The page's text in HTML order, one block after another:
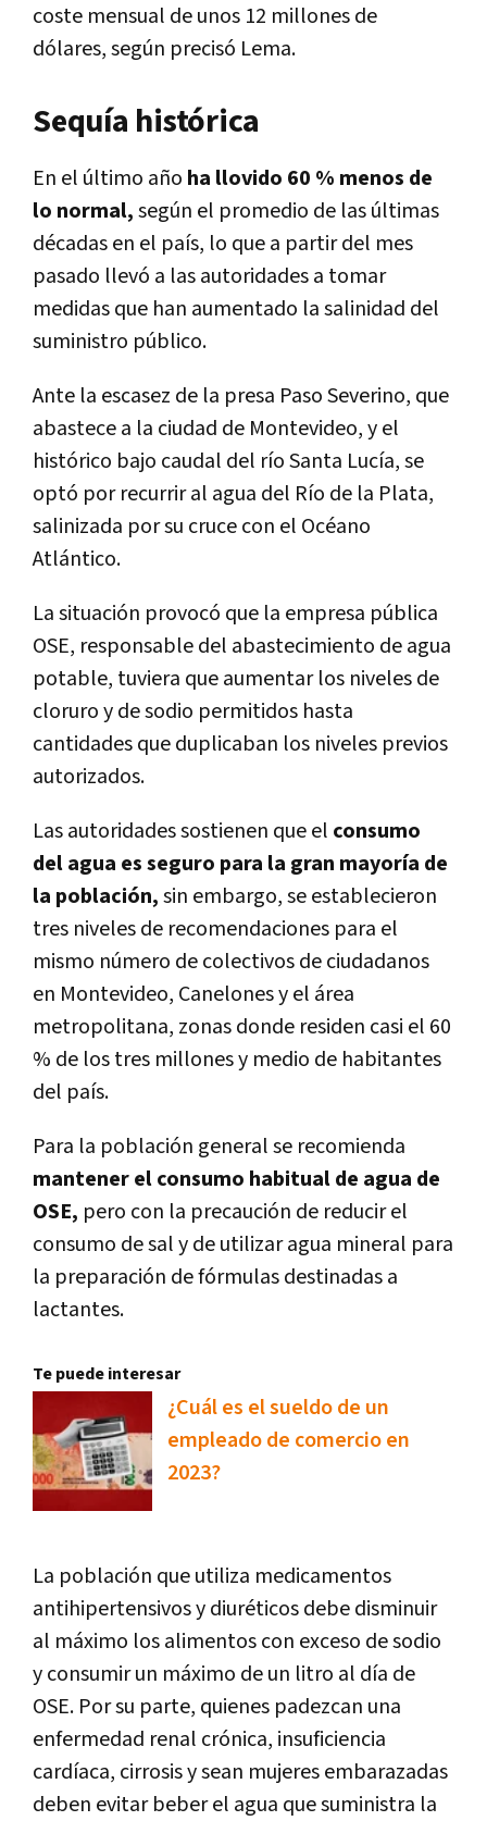
coste mensual de unos 12 millones de
dólares, según precisó Lema.
Sequía histórica
En el último año ha llovido 60 % menos de
lo normal,según el promedio de las últimas
décadas en el país, lo que a partir del mes
pasado llevó a las autoridades a tomar
medidas que han aumentado la salinidad del
suministro público.
Ante la escasez de la presa Paso Severino, que
abastece a la ciudad de Montevideo, y el
histórico bajo caudal del río Santa Lucía, se
optó por recurrir al agua del Río de la Plata,
salinizada por su cruce con el Océano
Atlántico.
La situación provocó que la empresa pública
OSE, responsable del abastecimiento de agua
potable, tuviera que aumentar los niveles de
cloruro y de sodio permitidos hasta
cantidades que duplicaban los niveles previos
autorizados.
Las autoridades sostienen que el consumo
del agua es seguro para la gran mayoría de
la población,sin embargo, se establecieron
tres niveles de recomendaciones para el
mismo número de colectivos de ciudadanos
en Montevideo, Canelones y el área
metropolitana, zonas donde residen casi el 60
% de los tres millones y medio de habitantes
del país.
Para la población general se recomienda
mantener el consumo habitual de agua de
OSE, pero con la precaución de reducir el
consumo de sal y de utilizar agua mineral para
la preparación de fórmulas destinadas a
lactantes.
Te puede interesar
¿Cuál es el sueldo de un
empleado de comercio en
2023?
La población que utiliza medicamentos
antihipertensivos y diuréticos debe disminuir
al máximo los alimentos con exceso de sodio
y consumir un máximo de un litro al día de
OSE. Por su parte, quienes padezcan una
enfermedad renal crónica, insuficiencia
cardíaca, cirrosis y sean mujeres embarazadas
deben evitar beber el agua que suministra la